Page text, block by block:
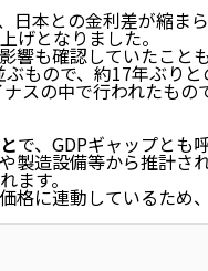
日本との金利差が縮ま
げとなりました。
も確認していたことも
もので、約17年ぶりと
スの中で行われたもの
で、GDPギャップとも
製造設備等から推計さ
ます。
格に連動しているため